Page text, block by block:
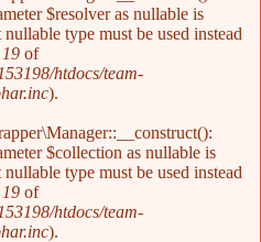
$resolver as nullable is
type must be used instead
19 of
htdocs/team-
).
$collection as nullable is
type must be used instead
19 of
htdocs/team-
).